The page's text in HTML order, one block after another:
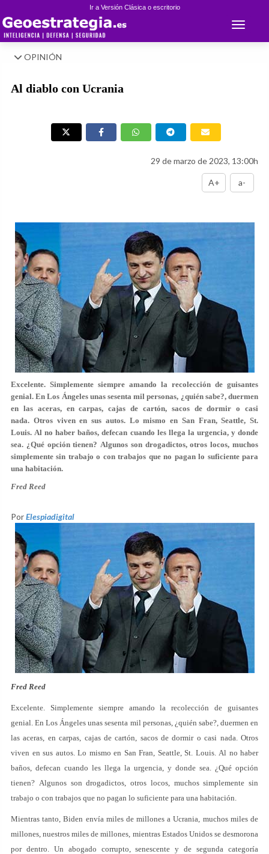
Ir a Versión Clásica o escritorio
Toggle
OPINIÓN
Al diablo con Ucrania
29 de marzo de 2023, 13:00h
A+ a-
Excelente. Simplemente siempre amando la recolección de guisantes
genial. En Los Ángeles unas sesenta mil personas, ¿quién sabe?, duermen
en las aceras, en carpas, cajas de cartón, sacos de dormir o casi
nada. Otros viven en sus autos. Lo mismo en San Fran, Seattle, St.
Louis. Al no haber baños, defecan cuando les llega la urgencia, y donde
sea. ¿Qué opción tienen? Algunos son drogadictos, otros locos, muchos
simplemente sin trabajo o con trabajos que no pagan lo suficiente para
una habitación.
Fred Reed
PorElespiadigital
Fred Reed
Excelente. Simplemente siempre amando la recolección de guisantes
genial. En Los Ángeles unas sesenta mil personas, ¿quién sabe?, duermen en
las aceras, en carpas, cajas de cartón, sacos de dormir o casi nada. Otros
viven en sus autos. Lo mismo en San Fran, Seattle, St. Louis. Al no haber
baños, defecan cuando les llega la urgencia, y donde sea. ¿Qué opción
tienen? Algunos son drogadictos, otros locos, muchos simplemente sin
trabajo o con trabajos que no pagan lo suficiente para una habitación.
Mientras tanto, Biden envía miles de millones a Ucrania, muchos miles de
millones, nuestros miles de millones, mientras Estados Unidos se desmorona
por dentro. Un abogado corrupto, senescente y de segunda categoría